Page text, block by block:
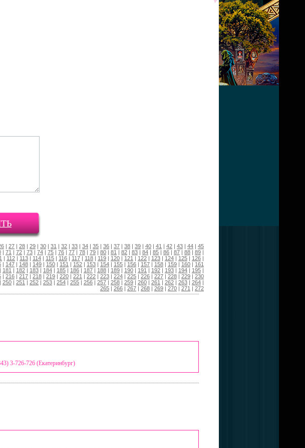
| 27 | 28 | 29 | 30 | 31 | 32 | 33 | 34 | 35 | 36 | 37 | 38 | 39 | 40 | 41 | 42 | 43 | 44 | 45
| 71 | 72 | 73 | 74 | 75 | 76 | 77 | 78 | 79 | 80 | 81 | 82 | 83 | 84 | 85 | 86 | 87 | 88 | 89 |
| 112 | 113 | 114 | 115 | 116 | 117 | 118 | 119 | 120 | 121 | 122 | 123 | 124 | 125 | 126 |
| 147 | 148 | 149 | 150 | 151 | 152 | 153 | 154 | 155 | 156 | 157 | 158 | 159 | 160 | 161
| 181 | 182 | 183 | 184 | 185 | 186 | 187 | 188 | 189 | 190 | 191 | 192 | 193 | 194 | 195 |
| 216 | 217 | 218 | 219 | 220 | 221 | 222 | 223 | 224 | 225 | 226 | 227 | 228 | 229 | 230
| 250 | 251 | 252 | 253 | 254 | 255 | 256 | 257 | 258 | 259 | 260 | 261 | 262 | 263 | 264 |
265 | 266 | 267 | 268 | 269 | 270 | 271 | 272
3-726-726 (Екатеринбург)